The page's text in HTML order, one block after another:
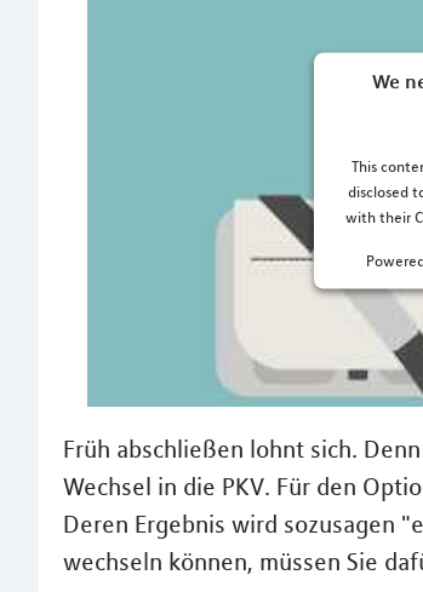
We
This
disclosed
with their
Früh abschließen lohnt sich.
Wechsel in die PKV. Für den
Deren Ergebnis wird sozusagen
wechseln können, müssen Sie